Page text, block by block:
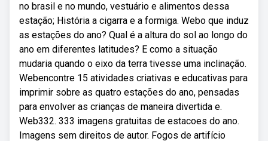
no brasil e no mundo, vestuário e alimentos dessa
estação; História a cigarra e a formiga. Webo que induz
as estações do ano? Qual é a altura do sol ao longo do
ano em diferentes latitudes? E como a situação
mudaria quando o eixo da terra tivesse uma inclinação.
Webencontre 15 atividades criativas e educativas para
imprimir sobre as quatro estações do ano, pensadas
para envolver as crianças de maneira divertida e.
Web332. 333 imagens gratuitas de estacoes do ano.
Imagens sem direitos de autor. Fogos de artifício